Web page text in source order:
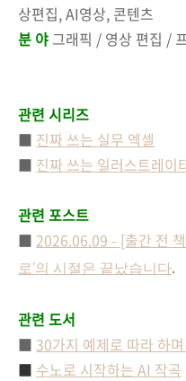
상편집, AI영상, 콘텐츠
분 야 그래픽 / 영상 편집 /
관련 시리즈
■ 진짜 쓰는 실무 엑셀
■ 진짜 쓰는 일러스트레이
관련 포스트
■ 2026.06.09 - [출간 전
로'의 시절은 끝났습니다.
관련 도서
■ 30가지 예제로 따라 하
■ 수노로 시작하는 AI 작곡